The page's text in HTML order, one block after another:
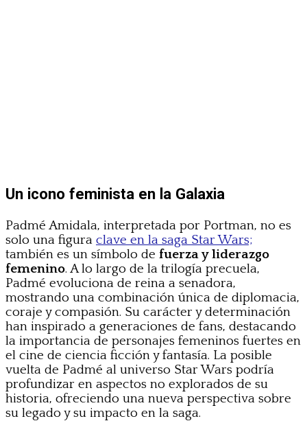
Un icono feminista en la Galaxia
Padmé Amidala, interpretada por Portman, no es
solo una figura clave en la saga Star Wars;
también es un símbolo de fuerza y liderazgo
femenino. A lo largo de la trilogía precuela,
Padmé evoluciona de reina a senadora,
mostrando una combinación única de diplomacia,
coraje y compasión. Su carácter y determinación
han inspirado a generaciones de fans, destacando
la importancia de personajes femeninos fuertes en
el cine de ciencia ficción y fantasía. La posible
vuelta de Padmé al universo Star Wars podría
profundizar en aspectos no explorados de su
historia, ofreciendo una nueva perspectiva sobre
su legado y su impacto en la saga.